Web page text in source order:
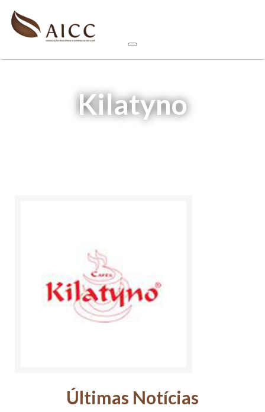
Kilatyno
Últimas Notícias